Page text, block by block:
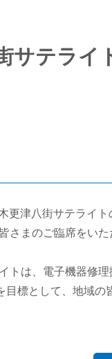
サテラ
更津八街サテライト
さまのご臨席をい
トは、電子機器修
目標として、地域の